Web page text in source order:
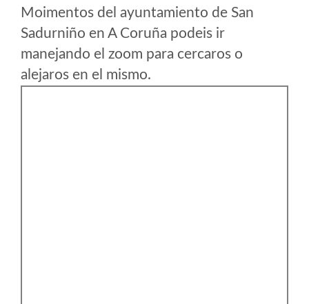
Moimentos del ayuntamiento de San
Sadurniño en A Coruña podeis ir
manejando el zoom para cercaros o
alejaros en el mismo.